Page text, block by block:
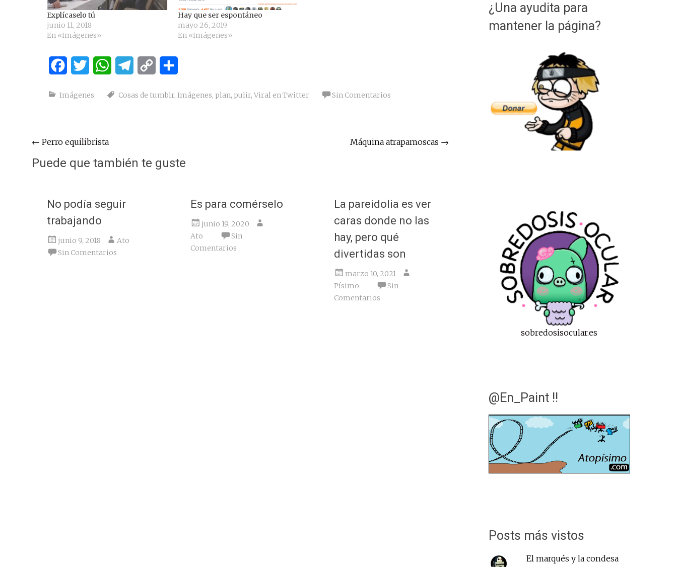
Explícaselo tú
junio 11, 2018
En «Imágenes»
Hay que ser espontáneo
mayo 26, 2019
En «Imágenes»
FacebookTwitter WhatsAppTelegram
Copy
Imágenes Cosas de tumblr, Imágenes, plan, pulir, Viral en Twitter Sin Comentarios
Navegación
de
← Perro equilibrista Máquina atrapamoscas →
Puede que también te guste
No podía seguir
trabajando
junio 9, 2018
Ato
Sin Comentarios
Es para comérselo
junio 19, 2020
Ato
Sin
Comentarios
La pareidolia es ver
caras donde no las
hay, pero qué
divertidas son
marzo 10, 2021
Písimo
Sin
Comentarios
¿Una ayudita para
mantener la página?
sobredosisocular.es
@En_Paint !!
Posts más vistos
El marqués y la condesa